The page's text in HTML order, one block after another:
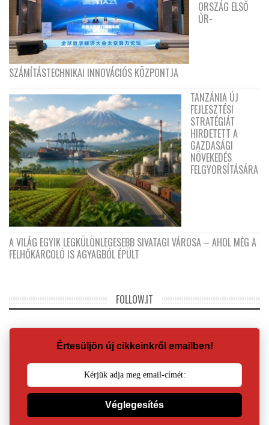
ORSZÁG ELSŐ
ŰR-
SZÁMÍTÁSTECHNIKAI INNOVÁCIÓS KÖZPONTJA
TANZÁNIA ÚJ
FEJLESZTÉSI
STRATÉGIÁT
HIRDETETT A
GAZDASÁGI
NÖVEKEDÉS
FELGYORSÍTÁSÁRA
A VILÁG EGYIK LEGKÜLÖNLEGESEBB SIVATAGI VÁROSA – AHOL MÉG A
FELHŐKARCOLÓ IS AGYAGBÓL ÉPÜLT
FOLLOW.IT
Értesüljön új cikkeinkről emailben!
Véglegesítés